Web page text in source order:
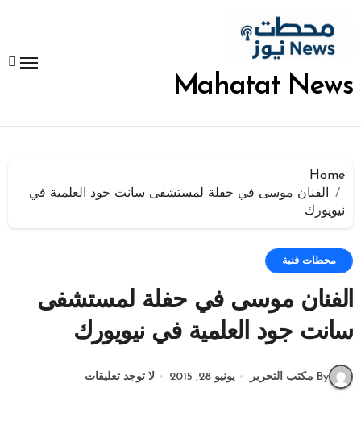
المحتوى
Mahatat News
Home
الفنان موسى في حفلة لمستشفى سانت جود العلمية في
نيويورك
محطات فنية
الفنان موسى في حفلة لمستشفى
سانت جود العلمية في نيويورك
By مكتب التحرير يونيو 28, 2015 لا توجد تعليقات